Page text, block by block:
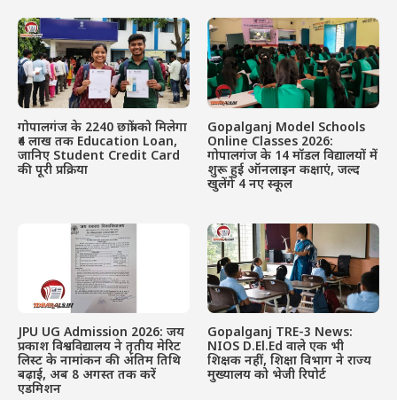
गोपालगंज के 2240 छात्रों को मिलेगा
₹4 लाख तक Education Loan,
जानिए Student Credit Card
की पूरी प्रक्रिया
Gopalganj Model Schools
Online Classes 2026:
गोपालगंज के 14 मॉडल विद्यालयों में
शुरू हुई ऑनलाइन कक्षाएं, जल्द
खुलेंगे 4 नए स्कूल
JPU UG Admission 2026: जय
प्रकाश विश्वविद्यालय ने तृतीय मेरिट
लिस्ट के नामांकन की अंतिम तिथि
बढ़ाई, अब 8 अगस्त तक करें
एडमिशन
Gopalganj TRE-3 News:
NIOS D.El.Ed वाले एक भी
शिक्षक नहीं, शिक्षा विभाग ने राज्य
मुख्यालय को भेजी रिपोर्ट